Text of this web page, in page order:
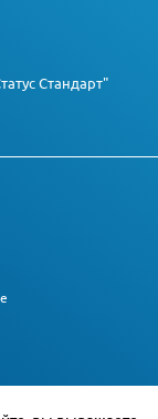
Стандарт"